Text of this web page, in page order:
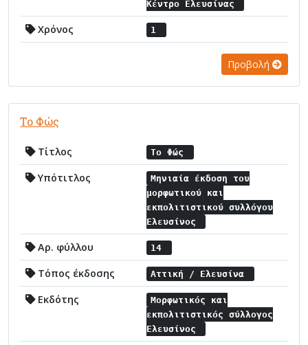
Κέντρο Ελευσίνας
Χρόνος 1
Προβολή
Το Φώς
Τίτλος Το Φώς
Υπότιτλος
Μηνιαία έκδοση του
μορφωτικού και
εκπολιτιστικού συλλόγου
Ελευσίνος
Αρ. φύλλου 14
Τόπος έκδοσης Αττική / Ελευσίνα
Εκδότης
Μορφωτικός και
εκπολιτιστικός σύλλογος
Ελευσίνος